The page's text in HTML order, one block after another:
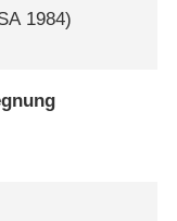
1984)